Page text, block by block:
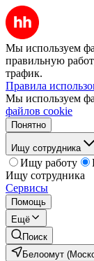
Мы используем
правильную
трафик.
Правила
Мы используем
файлов cookie
Понятно
Ищу сотрудника
Ищу работу
Ищу сотрудника
Сервисы
Помощь
Ещё
Поиск
Белоомут